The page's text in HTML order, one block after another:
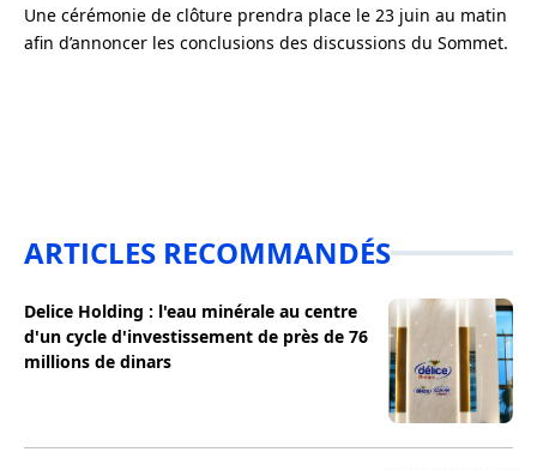
Une cérémonie de clôture prendra place le 23 juin au matin
afin d’annoncer les conclusions des discussions du Sommet.
ARTICLES RECOMMANDÉS
Delice Holding : l'eau minérale au centre
d'un cycle d'investissement de près de 76
millions de dinars